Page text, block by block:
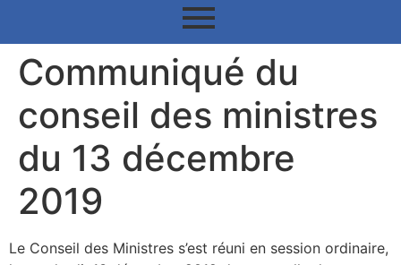
Communiqué du
conseil des ministres
du 13 décembre
2019
Le Conseil des Ministres s’est réuni en session ordinaire,